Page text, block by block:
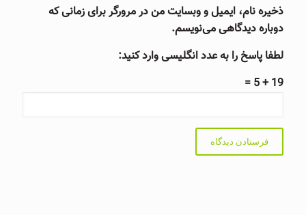
ذخیره نام، ایمیل و وبسایت من در مرورگر برای زمانی که
دوباره دیدگاهی می‌نویسم.
لطفا پاسخ را به عدد انگلیسی وارد کنید:
19 + 5 =